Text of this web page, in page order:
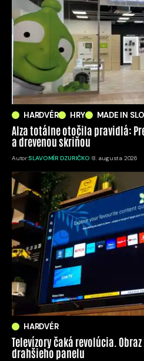
HARDVÉR HRY MADE IN
Alza totálne otočila pravidlá:
a drevenou skriňou
Autor:SLAVOMÍR DZURIČKO 8. augusta 2026
HARDVÉR
Televízory čaká revolúcia.
drahšieho panelu